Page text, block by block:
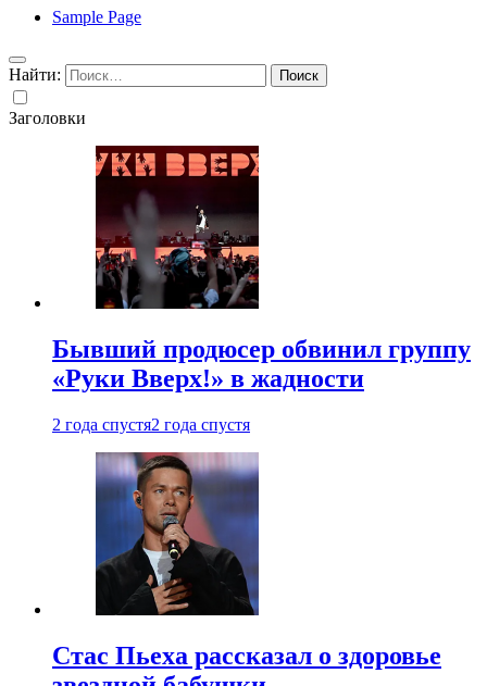
Sample Page
Найти:
Заголовки
Бывший продюсер обвинил группу
«Руки Вверх!» в жадности
2 года спустя2 года спустя
Стас Пьеха рассказал о здоровье